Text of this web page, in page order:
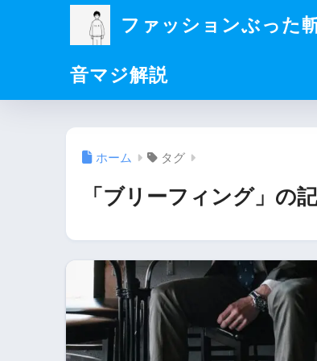
ファッションぶった
音マジ解説
ホーム タグ
「ブリーフィング」の